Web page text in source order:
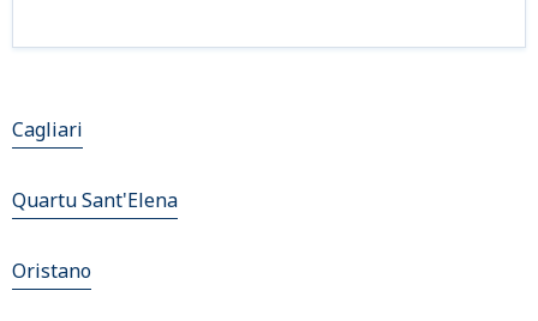
Cagliari
Quartu Sant'Elena
Oristano